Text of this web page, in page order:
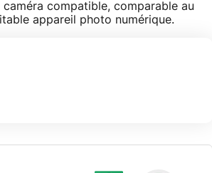
compatible, comparable au
appareil photo numérique.